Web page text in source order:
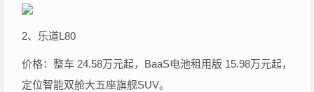
2、乐道L80
价格：整车 24.58万元起，BaaS电池租用版 15.98万元起，
定位智能双舱大五座旗舰SUV。